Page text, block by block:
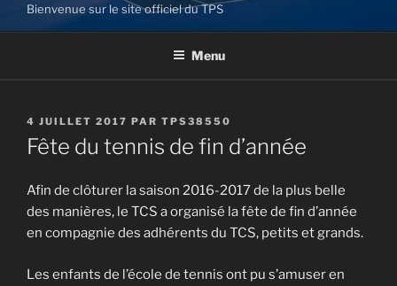
Bienvenue sur le site officiel du TPS
Menu
PUBLIÉ
LE
4 JUILLET 2017 PAR TPS38550
Fête du tennis de fin d’année
Afin de clôturer la saison 2016-2017 de la plus belle
des manières, le TCS a organisé la fête de fin d’année
en compagnie des adhérents du TCS, petits et grands.
Les enfants de l’école de tennis ont pu s’amuser en